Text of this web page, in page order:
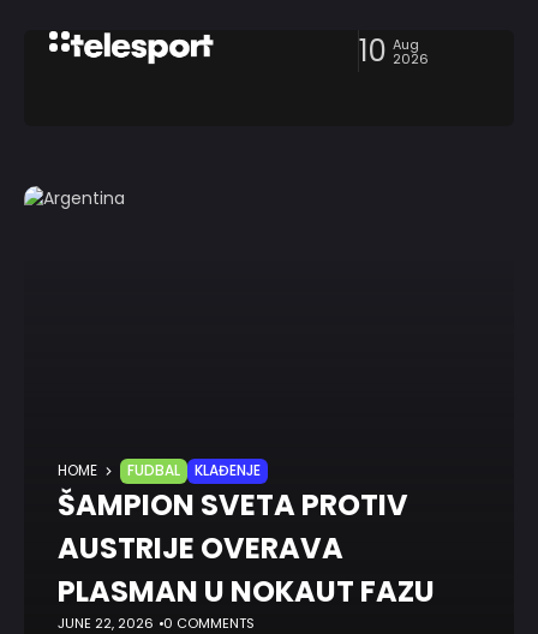
10 Aug
2026
HOME FUDBAL KLAĐENJE
ŠAMPION SVETA PROTIV
AUSTRIJE OVERAVA
PLASMAN U NOKAUT FAZU
JUNE 22, 2026 0 COMMENTS